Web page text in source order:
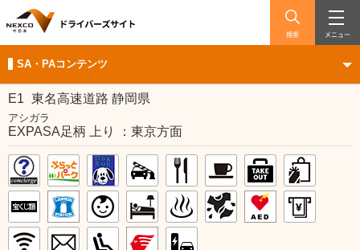
検索 メニュー
SA・PAコンテンツ
E1 東名高速道路 静岡県
アシガラ
EXPASA足柄 上り ：東京方面